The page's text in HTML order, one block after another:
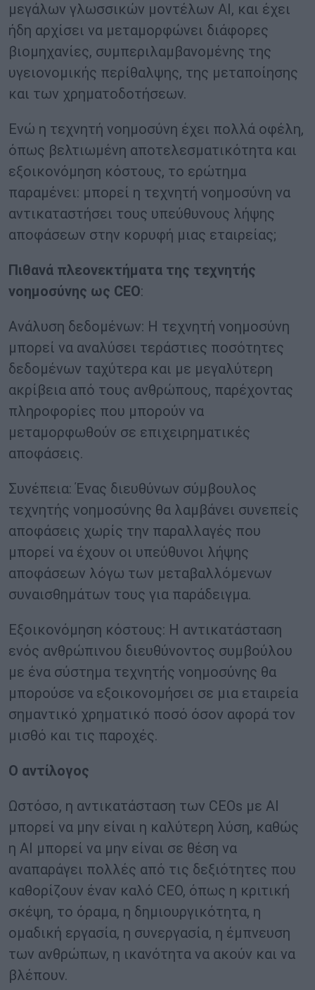
μεγάλων γλωσσικών μοντέλων AI, και έχει
ήδη αρχίσει να μεταμορφώνει διάφορες
βιομηχανίες, συμπεριλαμβανομένης της
υγειονομικής περίθαλψης, της μεταποίησης
και των χρηματοδοτήσεων.
Ενώ η τεχνητή νοημοσύνη έχει πολλά οφέλη,
όπως βελτιωμένη αποτελεσματικότητα και
εξοικονόμηση κόστους, το ερώτημα
παραμένει: μπορεί η τεχνητή νοημοσύνη να
αντικαταστήσει τους υπεύθυνους λήψης
αποφάσεων στην κορυφή μιας εταιρείας;
Πιθανά πλεονεκτήματα της τεχνητής
νοημοσύνης ως CEO:
Ανάλυση δεδομένων: Η τεχνητή νοημοσύνη
μπορεί να αναλύσει τεράστιες ποσότητες
δεδομένων ταχύτερα και με μεγαλύτερη
ακρίβεια από τους ανθρώπους, παρέχοντας
πληροφορίες που μπορούν να
μεταμορφωθούν σε επιχειρηματικές
αποφάσεις.
Συνέπεια: Ένας διευθύνων σύμβουλος
τεχνητής νοημοσύνης θα λαμβάνει συνεπείς
αποφάσεις χωρίς την παραλλαγές που
μπορεί να έχουν οι υπεύθυνοι λήψης
αποφάσεων λόγω των μεταβαλλόμενων
συναισθημάτων τους για παράδειγμα.
Εξοικονόμηση κόστους: Η αντικατάσταση
ενός ανθρώπινου διευθύνοντος συμβούλου
με ένα σύστημα τεχνητής νοημοσύνης θα
μπορούσε να εξοικονομήσει σε μια εταιρεία
σημαντικό χρηματικό ποσό όσον αφορά τον
μισθό και τις παροχές.
Ο αντίλογος
Ωστόσο, η αντικατάσταση των CEOs με AI
μπορεί να μην είναι η καλύτερη λύση, καθώς
η AI μπορεί να μην είναι σε θέση να
αναπαράγει πολλές από τις δεξιότητες που
καθορίζουν έναν καλό CEO, όπως η κριτική
σκέψη, το όραμα, η δημιουργικότητα, η
ομαδική εργασία, η συνεργασία, η έμπνευση
των ανθρώπων, η ικανότητα να ακούν και να
βλέπουν.